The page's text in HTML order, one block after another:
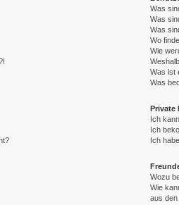
Was
Was
Was
Wo
Wie
Was ist
Was
Private
Ich
Ich
Ich
Wozu
Wie
aus